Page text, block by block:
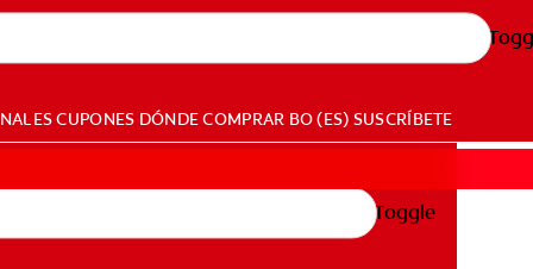
CUPONES DÓNDE COMPRAR BO (ES) SUSCRÍBETE
Toggle